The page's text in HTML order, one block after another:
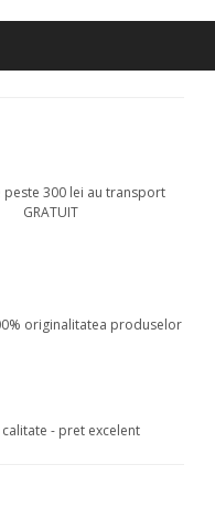
peste 300 lei au transport
GRATUIT
originalitatea produselor
- pret excelent